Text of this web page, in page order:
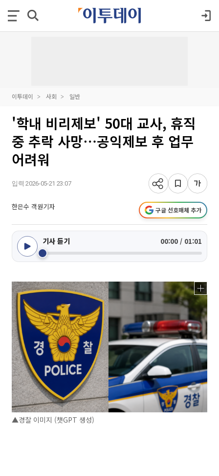
이투데이 사회 일반
'학내 비리제보' 50대 교사, 휴직
중 추락 사망⋯공익제보 후 업무
어려워
입력 2026-05-21 23:07
한은수 객원기자 구글 선호매체 추가
기사 듣기 00:00 / 01:01
▲경찰 이미지 (챗GPT 생성)